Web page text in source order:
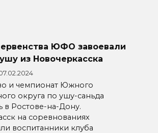
ЮФО завоевали
из Новочеркасска
и чемпионат Южного
округа по ушу-саньда
в Ростове-на-Дону.
на соревнованиях
воспитанники клуба